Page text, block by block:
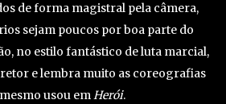
de forma magistral pela câmera,
sejam poucos por boa parte do
no estilo fantástico de luta marcial,
e lembra muito as coreografias
usou emHerói.